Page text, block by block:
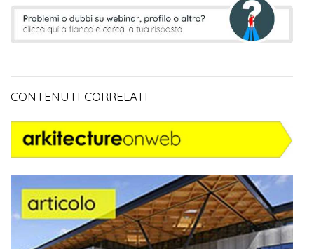
CONTENUTI CORRELATI